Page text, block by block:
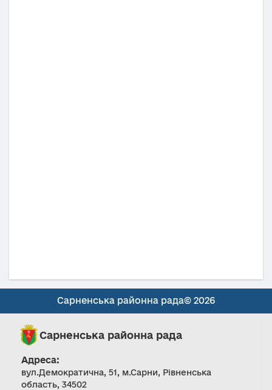
Сарненська районна рада© 2026
Сарненська районна рада
Адреса:
вул.Демократична, 51, м.Сарни, Рівненська
область, 34502